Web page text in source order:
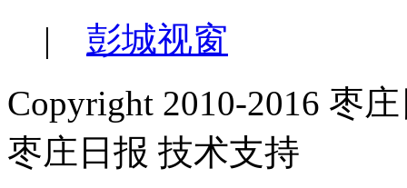
| 彭城视窗
Copyright 2010-2016 枣
枣庄日报 技术支持